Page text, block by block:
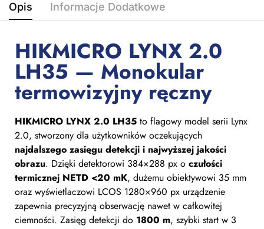
Opis Informacje Dodatkowe
HIKMICRO LYNX 2.0
LH35 — Monokular
termowizyjny ręczny
HIKMICRO LYNX 2.0 LH35 to flagowy model serii Lynx
2.0, stworzony dla użytkowników oczekujących
najdalszego zasięgu detekcji i najwyższej jakości
obrazu. Dzięki detektorowi 384×288 px o czułości
termicznej NETD <20 mK, dużemu obiektywowi 35 mm
oraz wyświetlaczowi LCOS 1280×960 px urządzenie
zapewnia precyzyjną obserwację nawet w całkowitej
ciemności. Zasięg detekcji do 1800 m, szybki start w 3